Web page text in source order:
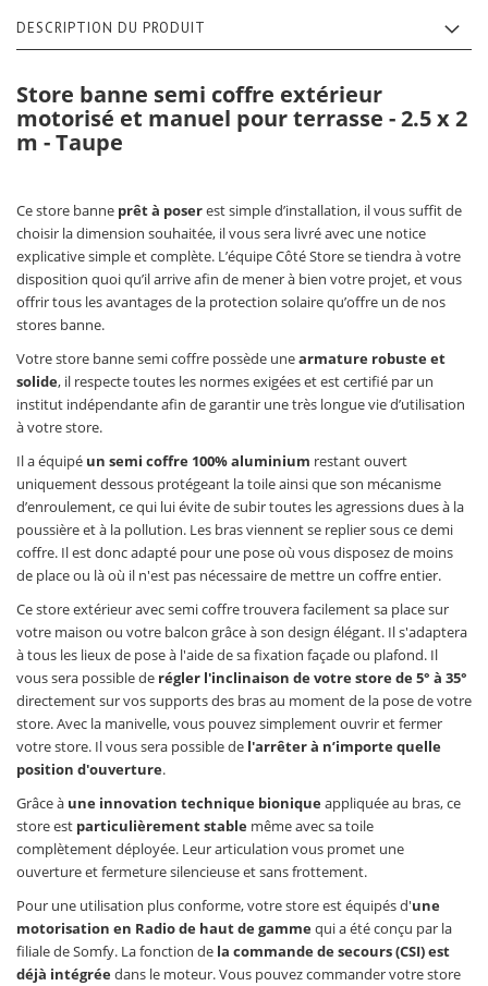
DESCRIPTION DU PRODUIT
Store banne semi coffre extérieur
motorisé et manuel pour terrasse - 2.5 x 2
m - Taupe
Ce store banne prêt à poserest simple d’installation, il vous suffit de
choisir la dimension souhaitée, il vous sera livré avec une notice
explicative simple et complète. L’équipe Côté Store se tiendra à votre
disposition quoi qu’il arrive afin de mener à bien votre projet, et vous
offrir tous les avantages de la protection solaire qu’offre un de nos
stores banne.
Votre store banne semi coffre possède unearmature robuste et
solide, il respecte toutes les normes exigées et est certifié par un
institut indépendante afin de garantir une très longue vie d’utilisation
à votre store.
Il a équipé un semi coffre 100% aluminium restant ouvert
uniquement dessous protégeant la toile ainsi que son mécanisme
d’enroulement, ce qui lui évite de subir toutes les agressions dues à la
poussière et à la pollution. Les bras viennent se replier sous ce demi
coffre. Il est donc adapté pour une pose où vous disposez de moins
de place ou là où il n'est pas nécessaire de mettre un coffre entier.
Ce store extérieur avec semi coffre trouvera facilement sa place sur
votre maison ou votre balcon grâce à son design élégant. Il s'adaptera
à tous les lieux de pose à l'aide de sa fixation façade ou plafond. Il
vous sera possible de régler l'inclinaison de votre store de 5° à 35°
directement sur vos supports des bras au moment de la pose de votre
store. Avec la manivelle, vous pouvez simplement ouvrir et fermer
votre store. Il vous sera possible de l'arrêter à n’importe quelle
position d'ouverture.
Grâce à une innovation technique bioniqueappliquée au bras, ce
store est particulièrement stable même avec sa toile
complètement déployée. Leur articulation vous promet une
ouverture et fermeture silencieuse et sans frottement.
Pour une utilisation plus conforme, votre store est équipés d'une
motorisation en Radio de haut de gammequi a été conçu par la
filiale de Somfy. La fonction de la commande de secours (CSI) est
déjà intégréedans le moteur. Vous pouvez commander votre store